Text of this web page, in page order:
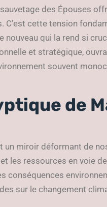
des Épouses
cette tension
qui la rend si
et stratégique,
souvent
de
un miroir déformant de
les ressources en voie
conséquences
sur le changement